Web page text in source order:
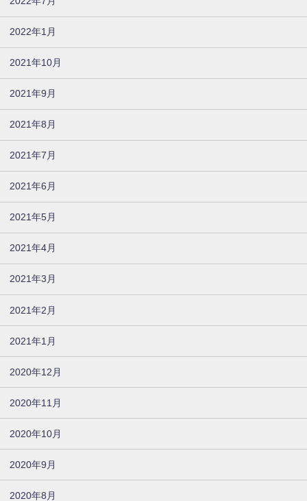
2022年1月
2021年10月
2021年9月
2021年8月
2021年7月
2021年6月
2021年5月
2021年4月
2021年3月
2021年2月
2021年1月
2020年12月
2020年11月
2020年10月
2020年9月
2020年8月